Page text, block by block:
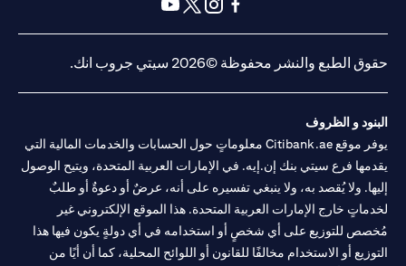
حقوق الطبع والنشر محفوظة ©2026 سيتي جروب انك.
البنود و الظروف
يوفر موقع Citibank.ae معلوماتٍ حول الحسابات والخدمات المالية التي
يقدمها فرع سيتي بنك إن.إيه. في الإمارات العربية المتحدة، ويتيح الوصول
إليها. ولا يُقصد به، ولا ينبغي تفسيره على أنه، عرضٌ أو دعوةٌ أو طلبٌ
لخدماتٍ خارج الإمارات العربية المتحدة. هذا الموقع الإلكتروني غير
مُخصص للتوزيع على أي شخصٍ أو استخدامه في أي دولةٍ يكون فيها هذا
التوزيع أو الاستخدام مخالفًا للقانون أو اللوائح المحلية، كما أن أيًا من